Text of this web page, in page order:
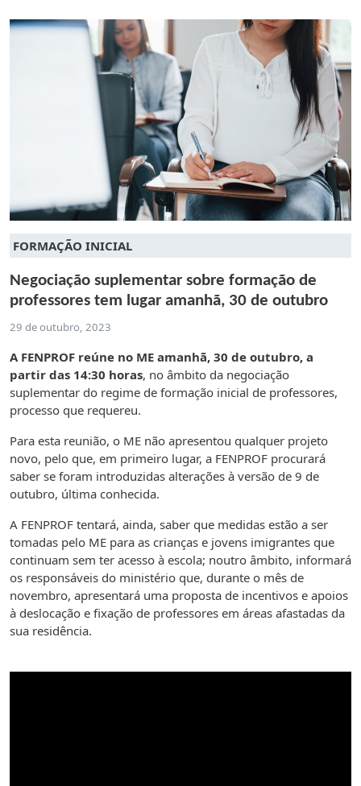
FORMAÇÃO INICIAL
Negociação suplementar sobre formação de
professores tem lugar amanhã, 30 de outubro
29 de outubro, 2023
A FENPROF reúne no ME amanhã, 30 de outubro, a
partir das 14:30 horas, no âmbito da negociação
suplementar do regime de formação inicial de professores,
processo que requereu.
Para esta reunião, o ME não apresentou qualquer projeto
novo, pelo que, em primeiro lugar, a FENPROF procurará
saber se foram introduzidas alterações à versão de 9 de
outubro, última conhecida.
A FENPROF tentará, ainda, saber que medidas estão a ser
tomadas pelo ME para as crianças e jovens imigrantes que
continuam sem ter acesso à escola; noutro âmbito, informará
os responsáveis do ministério que, durante o mês de
novembro, apresentará uma proposta de incentivos e apoios
à deslocação e fixação de professores em áreas afastadas da
sua residência.